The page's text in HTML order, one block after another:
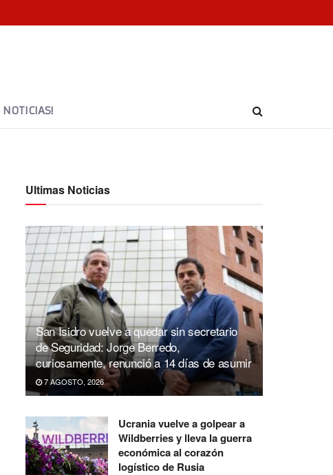
Ultimas Noticias
San Isidro vuelve a quedar sin secretario
de Seguridad: Jorge Berredo,
curiosamente, renunció a 14 días de asumir
7 AGOSTO, 2026
Ucrania vuelve a golpear a
Wildberries y lleva la guerra
económica al corazón
logístico de Rusia